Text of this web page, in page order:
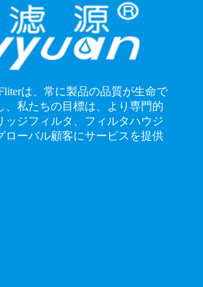
は、常に製品の品質が生命で
、私たちの目標は、より専門的
ッジフィルタ、フィルタハウジ
ローバル顧客にサービスを提供